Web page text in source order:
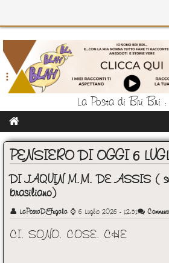
La Posta di Bri Bri :
Home
Chi Sono
PENSIERO DI OGGI 6
DI JAQUIN M.M. DE ASSIS (
brasiliano)
👤 LaPostaDiFegala ⌚ 6 Luglio 2026 - 12:51
CI. SONO. COSE. CHE